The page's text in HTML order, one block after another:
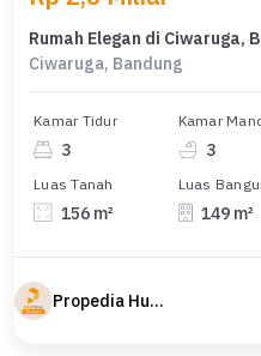
Rumah Elegan di Ciwaruga,
Ciwaruga, Bandung
Kamar Tidur
3
Kamar
3
Luas Tanah
156 m²
Luas
149 m²
Propedia Hunian